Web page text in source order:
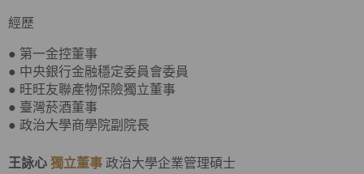
經歷
● 第一金控董事
● 中央銀行金融穩定委員會委員
● 旺旺友聯產物保險獨立董事
● 臺灣菸酒董事
● 政治大學商學院副院長
王詠心 獨立董事 政治大學企業管理碩士